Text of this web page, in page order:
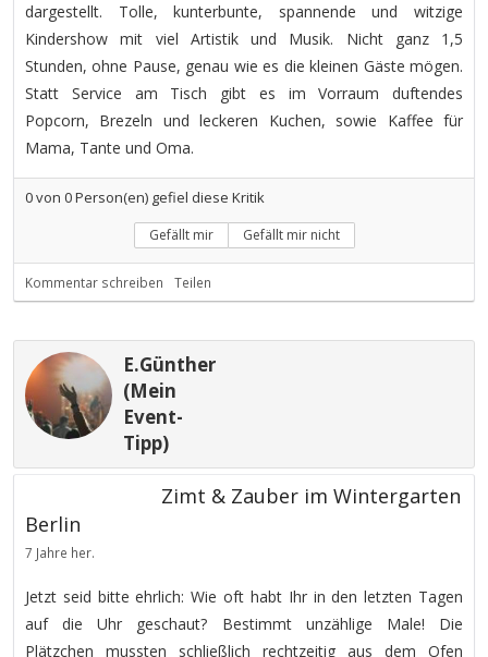
dargestellt. Tolle, kunterbunte, spannende und witzige
Kindershow mit viel Artistik und Musik. Nicht ganz 1,5
Stunden, ohne Pause, genau wie es die kleinen Gäste mögen.
Statt Service am Tisch gibt es im Vorraum duftendes
Popcorn, Brezeln und leckeren Kuchen, sowie Kaffee für
Mama, Tante und Oma.
0von 0Person(en) gefiel diese Kritik
Gefällt mir Gefällt mir nicht
Kommentar schreiben Teilen
E.Günther
(Mein
Event-
Tipp)
Zimt & Zauber im Wintergarten
Berlin
7 Jahre her.
Jetzt seid bitte ehrlich: Wie oft habt Ihr in den letzten Tagen
auf die Uhr geschaut? Bestimmt unzählige Male! Die
Plätzchen mussten schließlich rechtzeitig aus dem Ofen